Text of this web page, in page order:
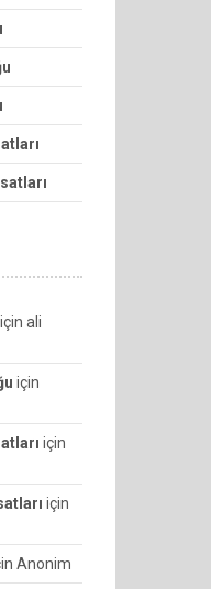
için ali
için
için
için
Anonim